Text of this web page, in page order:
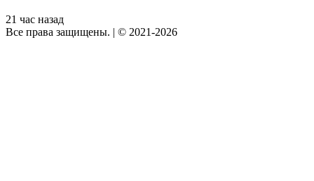
21 час назад
Все права защищены. | © 2021-2026